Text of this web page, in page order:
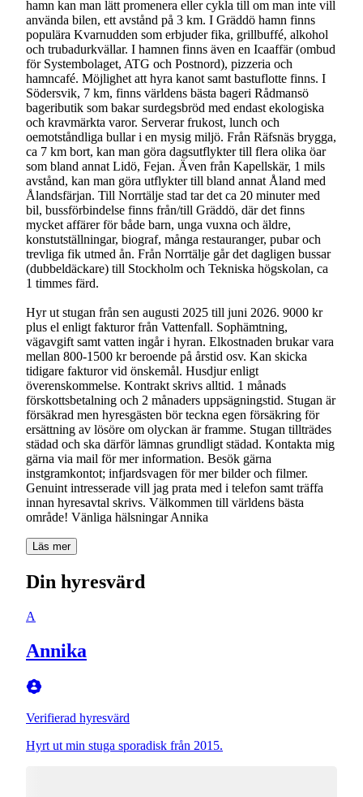
hamn kan man lätt promenera eller cykla till om man inte vill
använda bilen, ett avstånd på 3 km. I Gräddö hamn finns
populära Kvarnudden som erbjuder fika, grillbuffé, alkohol
och trubadurkvällar. I hamnen finns även en Icaaffär (ombud
för Systembolaget, ATG och Postnord), pizzeria och
hamncafé. Möjlighet att hyra kanot samt bastuflotte finns. I
Södersvik, 7 km, finns världens bästa bageri Rådmansö
bageributik som bakar surdegsbröd med endast ekologiska
och kravmärkta varor. Serverar frukost, lunch och
oemotståndliga bullar i en mysig miljö. Från Räfsnäs brygga,
ca 7 km bort, kan man göra dagsutflykter till flera olika öar
som bland annat Lidö, Fejan. Även från Kapellskär, 1 mils
avstånd, kan man göra utflykter till bland annat Åland med
Ålandsfärjan. Till Norrtälje stad tar det ca 20 minuter med
bil, bussförbindelse finns från/till Gräddö, där det finns
mycket affärer för både barn, unga vuxna och äldre,
konstutställningar, biograf, många restauranger, pubar och
trevliga fik utmed ån. Från Norrtälje går det dagligen bussar
(dubbeldäckare) till Stockholm och Tekniska högskolan, ca
1 timmes färd.
Hyr ut stugan från sen augusti 2025 till juni 2026. 9000 kr
plus el enligt fakturor från Vattenfall. Sophämtning,
vägavgift samt vatten ingår i hyran. Elkostnaden brukar vara
mellan 800-1500 kr beroende på årstid osv. Kan skicka
tidigare fakturor vid önskemål. Husdjur enligt
överenskommelse. Kontrakt skrivs alltid. 1 månads
förskottsbetalning och 2 månaders uppsägningstid. Stugan är
försäkrad men hyresgästen bör teckna egen försäkring för
ersättning av lösöre om olyckan är framme. Stugan tillträdes
städad och ska därför lämnas grundligt städad. Kontakta mig
gärna via mail för mer information. Besök gärna
instgramkontot; infjardsvagen för mer bilder och filmer.
Genuint intresserade vill jag prata med i telefon samt träffa
innan hyresavtal skrivs. Välkommen till världens bästa
område! Vänliga hälsningar Annika
Läs mer
Din hyresvärd
A
Annika
Verifierad hyresvärd
Hyrt ut min stuga sporadisk från 2015.